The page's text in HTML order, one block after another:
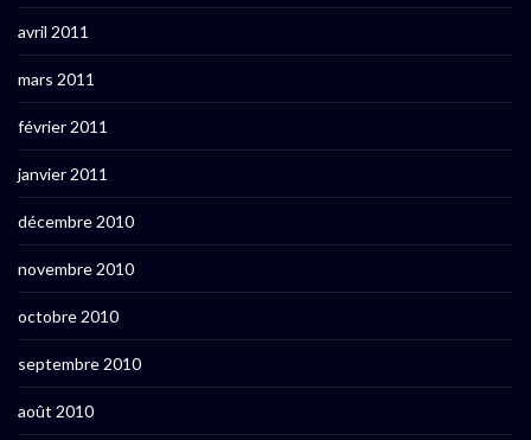
avril 2011
mars 2011
février 2011
janvier 2011
décembre 2010
novembre 2010
octobre 2010
septembre 2010
août 2010